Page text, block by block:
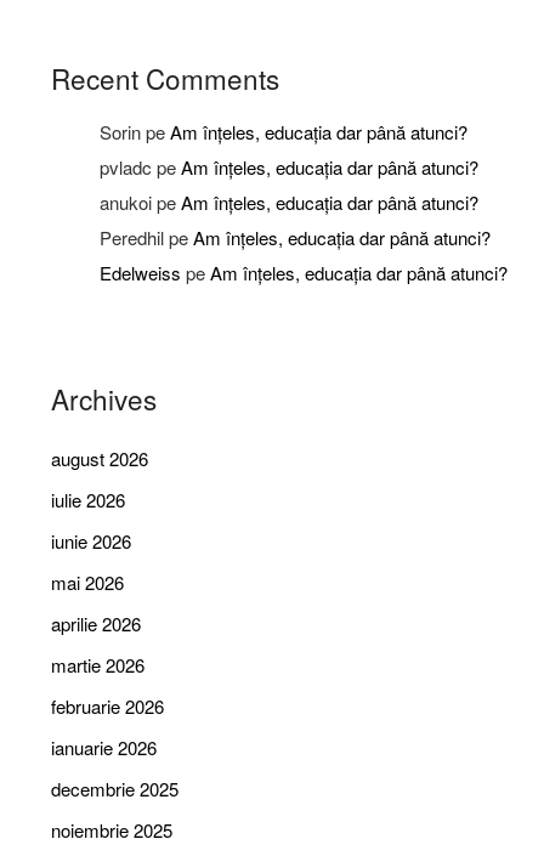
Recent Comments
SorinpeAm înțeles, educația dar până atunci?
pvladc peAm înțeles, educația dar până atunci?
anukoipeAm înțeles, educația dar până atunci?
PeredhilpeAm înțeles, educația dar până atunci?
Edelweiss peAm înțeles, educația dar până atunci?
Archives
august 2026
iulie 2026
iunie 2026
mai 2026
aprilie 2026
martie 2026
februarie 2026
ianuarie 2026
decembrie 2025
noiembrie 2025